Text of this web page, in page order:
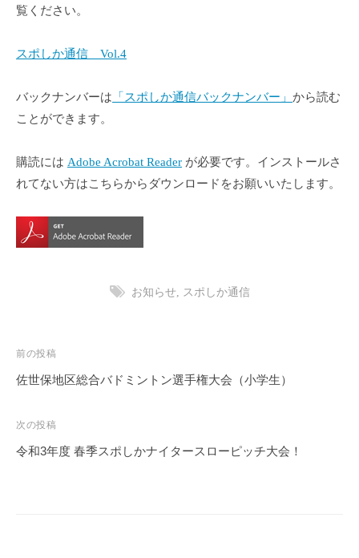
覧ください。
スポしか通信 Vol.4
バックナンバーは 「スポしか通信バックナンバー」 から読む
ことができます。
購読には Adobe Acrobat Reader が必要です。インストールさ
れてない方はこちらからダウンロードをお願いいたします。
お知らせ スポしか通信
投
稿
ビ
ゲ
前の投稿
佐世保地区総合バドミントン選手権大会（小学生）
次の投稿
令和3年度 春季スポしかナイタースローピッチ大会！